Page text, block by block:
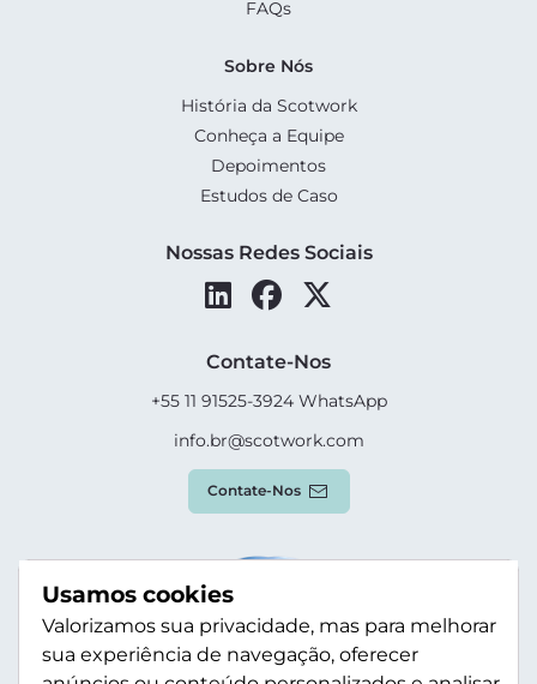
FAQs
Sobre Nós
História da Scotwork
Conheça a Equipe
Depoimentos
Estudos de Caso
Nossas Redes Sociais
Contate-Nos
+55 11 91525-3924 WhatsApp
info.br@scotwork.com
Contate-Nos
Usamos cookies
Valorizamos sua privacidade, mas para melhorar
sua experiência de navegação, oferecer